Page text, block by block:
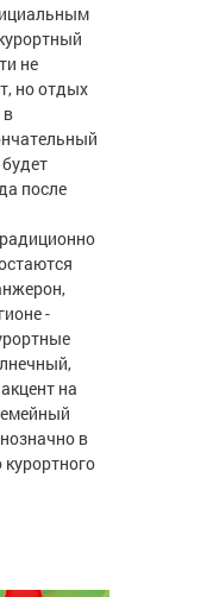
не
но отдых
в
после
-
на
в